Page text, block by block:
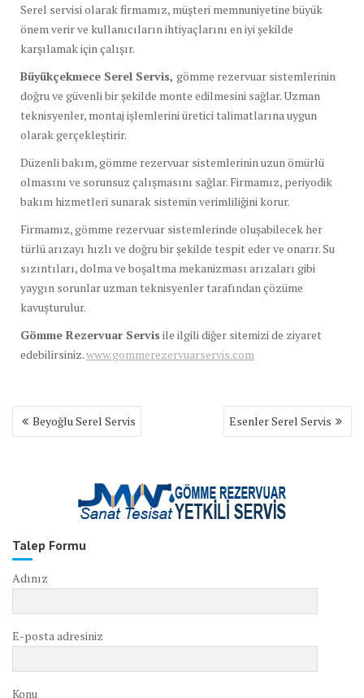
Serel servisi olarak firmamız, müşteri memnuniyetine büyük
önem verir ve kullanıcıların ihtiyaçlarını en iyi şekilde
karşılamak için çalışır.
Büyükçekmece Serel Servis, gömme rezervuar sistemlerinin
doğru ve güvenli bir şekilde monte edilmesini sağlar. Uzman
teknisyenler, montaj işlemlerini üretici talimatlarına uygun
olarak gerçekleştirir.
Düzenli bakım, gömme rezervuar sistemlerinin uzun ömürlü
olmasını ve sorunsuz çalışmasını sağlar. Firmamız, periyodik
bakım hizmetleri sunarak sistemin verimliliğini korur.
Firmamız, gömme rezervuar sistemlerinde oluşabilecek her
türlü arızayı hızlı ve doğru bir şekilde tespit eder ve onarır. Su
sızıntıları, dolma ve boşaltma mekanizması arızaları gibi
yaygın sorunlar uzman teknisyenler tarafından çözüme
kavuşturulur.
Gömme Rezervuar Servis ile ilgili diğer sitemizi de ziyaret
edebilirsiniz.www.gommerezervuarservis.com
Yazı
gezinmesi
Beyoğlu Serel Servis Esenler Serel Servis
Talep Formu
Adınız
E-posta adresiniz
Konu